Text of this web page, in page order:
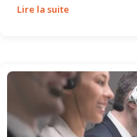
Lire la suite